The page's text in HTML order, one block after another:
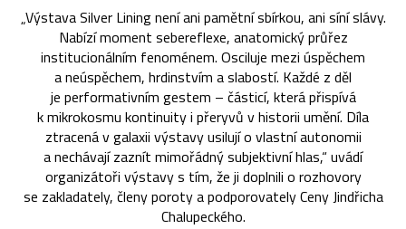
„Výstava Silver Lining není ani pamětní sbírkou, ani síní slávy.
Nabízí moment sebereflexe, anatomický průřez
institucionálním fenoménem. Osciluje mezi úspěchem
a neúspěchem, hrdinstvím a slabostí. Každé z děl
je performativním gestem – částicí, která přispívá
k mikrokosmu kontinuity i přeryvů v historii umění. Díla
ztracená v galaxii výstavy usilují o vlastní autonomii
a nechávají zaznít mimořádný subjektivní hlas,“ uvádí
organizátoři výstavy s tím, že ji doplnili o rozhovory
se zakladately, členy poroty a podporovately Ceny Jindřicha
Chalupeckého.